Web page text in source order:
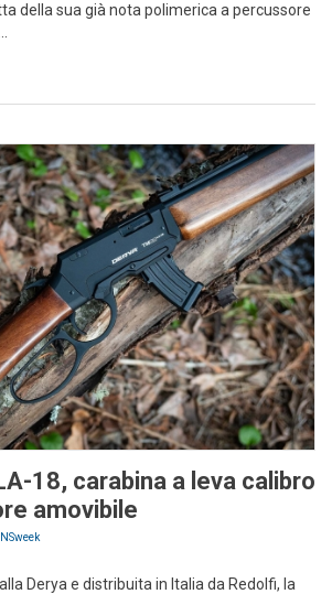
della sua già nota polimerica a percussore
18, carabina a leva calibro
amovibile
Derya e distribuita in Italia da Redolfi, la